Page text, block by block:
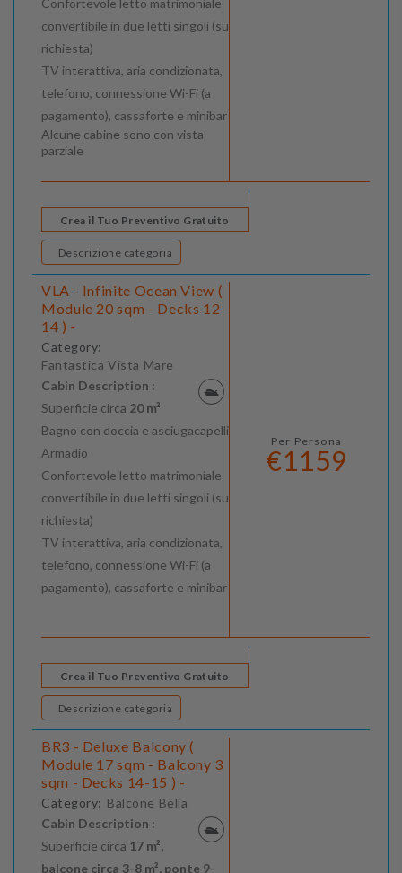
Confortevole letto matrimoniale
convertibile in due letti singoli (su
richiesta)
TV interattiva, aria condizionata,
telefono, connessione Wi-Fi (a
pagamento), cassaforte e minibar
Alcune cabine sono con vista
parziale
Crea il Tuo Preventivo Gratuito
Descrizione categoria
VLA - Infinite Ocean View (
Module 20 sqm - Decks 12-
14 ) -
Category:
Fantastica Vista Mare
Cabin Description :
Superficie circa 20 m²
Bagno con doccia e asciugacapelli
Armadio
Confortevole letto matrimoniale
convertibile in due letti singoli (su
richiesta)
TV interattiva, aria condizionata,
telefono, connessione Wi-Fi (a
pagamento), cassaforte e minibar
Per Persona
€1159
Crea il Tuo Preventivo Gratuito
Descrizione categoria
BR3 - Deluxe Balcony (
Module 17 sqm - Balcony 3
sqm - Decks 14-15 ) -
Category: Balcone Bella
Cabin Description :
Superficie circa 17 m²,
balcone circa 3-8 m², ponte 9-